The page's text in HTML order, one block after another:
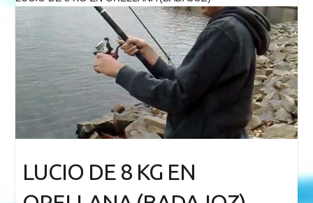
LUCIO DE 8 KG EN